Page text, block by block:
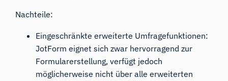
Nachteile:
Eingeschränkte erweiterte Umfragefunktionen:
JotForm eignet sich zwar hervorragend zur
Formularerstellung, verfügt jedoch
möglicherweise nicht über alle erweiterten